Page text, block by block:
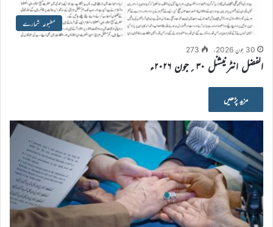
مطبوعہ شمارے
30 جون 2026ء 273
الفضل انٹرنیشنل ۳۰؍جون ۲۰۲۶ء
مزید پڑھیں